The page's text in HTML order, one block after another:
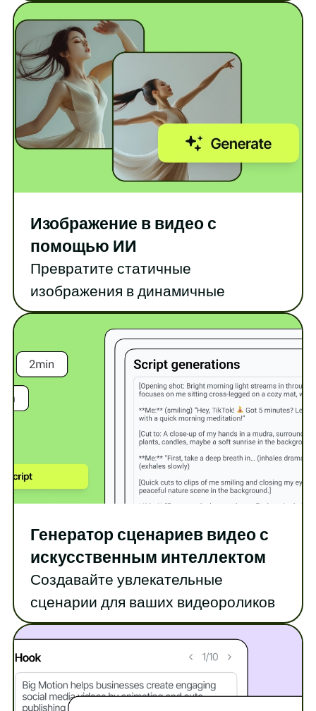
Изображение в видео с
помощью ИИ
Превратите статичные
изображения в динамичные
видеоролики
Генератор сценариев видео с
искусственным интеллектом
Создавайте увлекательные
сценарии для ваших видеороликов